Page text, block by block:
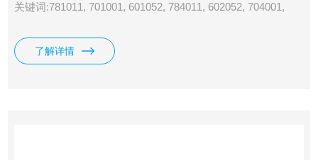
关键词:781011, 701001, 601052, 784011, 602052, 704001,
702001, 707003, 721003, 328001, 326001, 701211, 602002,
785011
了解详情